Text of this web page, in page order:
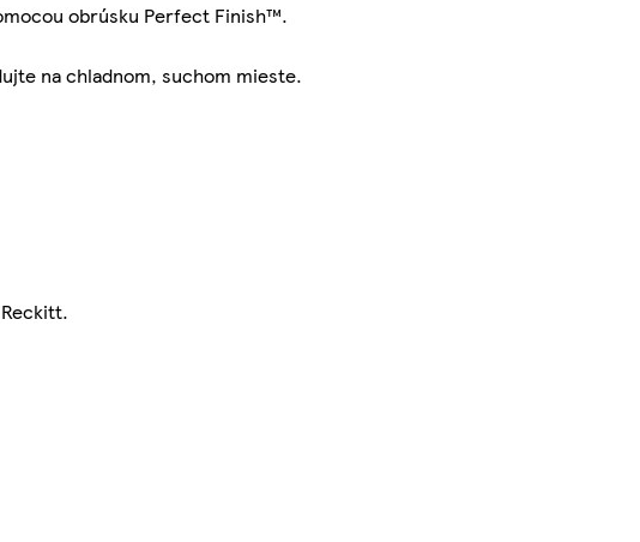
obrúsku Perfect Finish™.
na chladnom, suchom mieste.